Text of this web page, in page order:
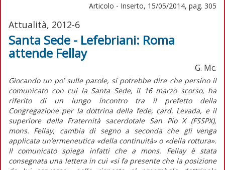
Articolo - Inserto, 15/05/2014, pag. 305
Attualità, 2012-6
Santa Sede - Lefebriani: Roma
attende Fellay
G. Mc.
Giocando un po’ sulle parole, si potrebbe dire che persino il
comunicato con cui la Santa Sede, il 16 marzo scorso, ha
riferito di un lungo incontro tra il prefetto della
Congregazione per la dottrina della fede, card. Levada, e il
superiore della Fraternità sacerdotale San Pio X (FSSPX),
mons. Fellay, cambia di segno a seconda che gli venga
applicata un’ermeneutica «della continuità» o «della rottura».
Il comunicato spiega infatti che a mons. Fellay è stata
consegnata una lettera in cui «si fa presente che la posizione